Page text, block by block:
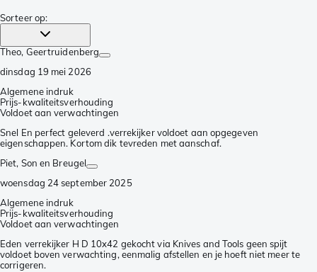
Sorteer op:
Theo, Geertruidenberg
dinsdag 19 mei 2026
Algemene indruk
Prijs-kwaliteitsverhouding
Voldoet aan verwachtingen
Snel En perfect geleverd .verrekijker voldoet aan opgegeven
eigenschappen. Kortom dik tevreden met aanschaf.
Piet, Son en Breugel
woensdag 24 september 2025
Algemene indruk
Prijs-kwaliteitsverhouding
Voldoet aan verwachtingen
Eden verrekijker H D 10x42 gekocht via Knives and Tools geen spijt
voldoet boven verwachting, eenmalig afstellen en je hoeft niet meer te
corrigeren.